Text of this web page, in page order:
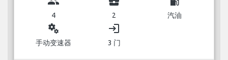
4 2 汽油
miscellaneous_services
手动变速器
login
3 门